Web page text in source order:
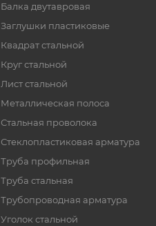
Балка двутавровая
Заглушки пластиковые
Квадрат стальной
Круг стальной
Лист стальной
Металлическая полоса
Стальная проволока
Стеклопластиковая арматура
Труба профильная
Труба стальная
Трубопроводная арматура
Уголок стальной